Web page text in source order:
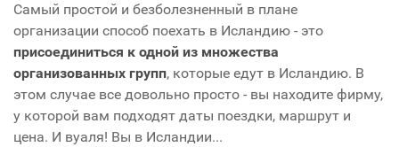
Самый простой и безболезненный в плане
организации способ поехать в Исландию - это
присоединиться к одной из множества
организованных групп, которые едут в Исландию. В
этом случае все довольно просто - вы находите фирму,
у которой вам подходят даты поездки, маршрут и
цена. И вуаля! Вы в Исландии...